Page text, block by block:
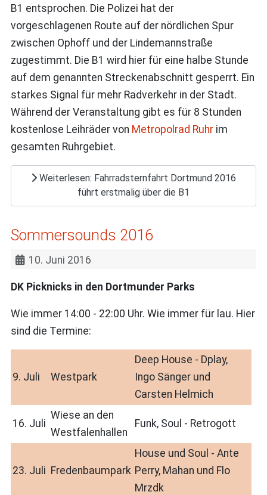
B1 entsprochen. Die Polizei hat der
vorgeschlagenen Route auf der nördlichen Spur
zwischen Ophoff und der Lindemannstraße
zugestimmt. Die B1 wird hier für eine halbe Stunde
auf dem genannten Streckenabschnitt gesperrt. Ein
starkes Signal für mehr Radverkehr in der Stadt.
Während der Veranstaltung gibt es für 8 Stunden
kostenlose Leihräder von Metropolrad Ruhrim
gesamten Ruhrgebiet.
Weiterlesen: Fahrradsternfahrt Dortmund 2016
führt erstmalig über die B1
Sommersounds 2016
10. Juni 2016
DK Picknicks in den Dortmunder Parks
Wie immer 14:00 - 22:00 Uhr. Wie immer für lau. Hier
sind die Termine:
9. Juli Westpark
Deep House - Dplay,
Ingo Sänger und
Carsten Helmich
16. Juli
Wiese an den
Westfalenhallen
Funk, Soul - Retrogott
23. Juli Fredenbaumpark
House und Soul - Ante
Perry, Mahan und Flo
Mrzdk